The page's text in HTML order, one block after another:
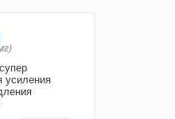
усиления